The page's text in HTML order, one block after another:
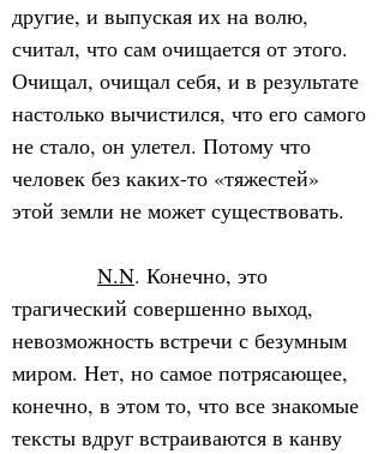
другие, и выпуская их на волю,
считал, что сам очищается от этого.
Очищал, очищал себя, и в результате
настолько вычистился, что его самого
не стало, он улетел. Потому что
человек без каких-то «тяжестей»
этой земли не может существовать.
N.N. Конечно, это
трагический совершенно выход,
невозможность встречи с безумным
миром. Нет, но самое потрясающее,
конечно, в этом то, что все знакомые
тексты вдруг встраиваются в канву